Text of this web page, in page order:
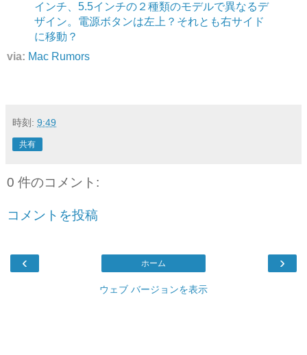
インチ、5.5インチの２種類のモデルで異なるデ
ザイン。電源ボタンは左上？それとも右サイド
に移動？
via: Mac Rumors
時刻: 9:49
共有
0 件のコメント:
コメントを投稿
‹ ›
ホーム
ウェブ バージョンを表示